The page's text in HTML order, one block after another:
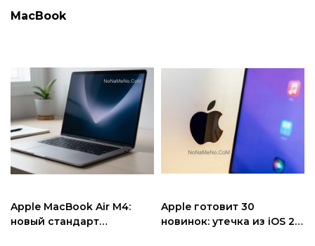
MacBook
Apple MacBook Air M4:
новый стандарт
Apple готовит 30
новинок: утечка из iOS 26